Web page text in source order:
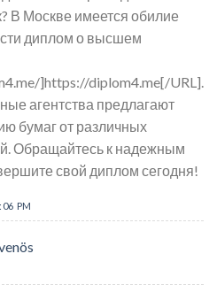
В Москве имеется обилие
диплом о высшем
]https://diplom4.me[/URL].
агентства предлагают
бумаг от различных
Обращайтесь к надежным
свой диплом сегодня!
PM